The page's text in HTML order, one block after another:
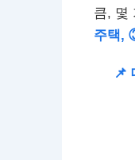
큼, 몇
주택,
📌